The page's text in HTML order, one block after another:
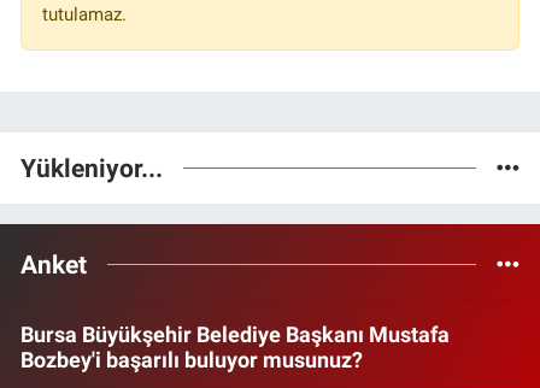
tutulamaz.
Yükleniyor...
Anket
Bursa Büyükşehir Belediye Başkanı Mustafa
Bozbey'i başarılı buluyor musunuz?